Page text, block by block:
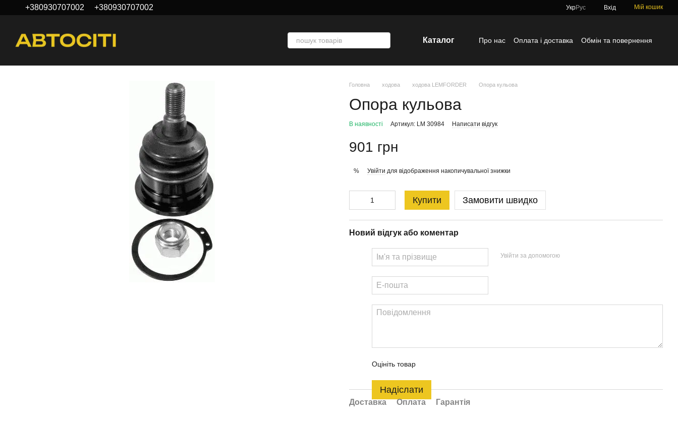
Перейти до основного контенту
+380930707002 +380930707002 УкрРус Вхід Мій кошик
Каталог Про нас Оплата і доставка
Обмін та повернення
Головна ходова ходова LEMFORDER Опора кульова
Опора кульова
В наявності Артикул: LM 30984 Написати відгук
901 грн
% Увійти для відображення накопичувальної знижки
Купити Замовити швидко
Новий відгук або коментар
Увійти за допомогою
Оцініть товар
Надіслати
Доставка Оплата Гарантія